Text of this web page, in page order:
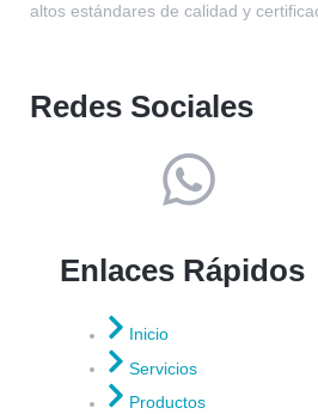
altos estándares de calidad y
Redes Sociales
Enlaces Rápidos
Inicio
Servicios
Productos